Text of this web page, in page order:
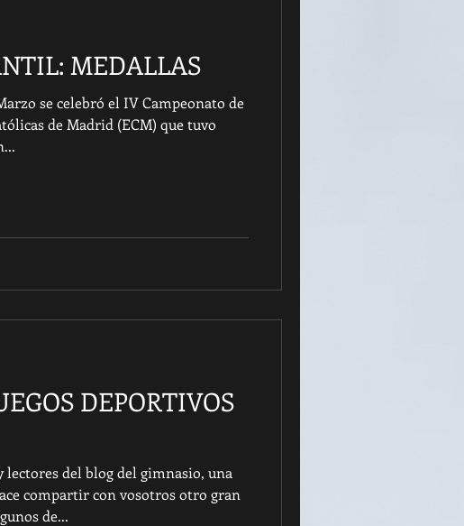
MEDALLAS
se celebró el IV Campeonato de
de Madrid (ECM) que tuvo
DEPORTIVOS
lectores del blog del gimnasio, una
compartir con vosotros otro gran
de...